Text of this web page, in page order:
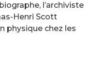
l’archiviste
Henri Scott
physique chez les